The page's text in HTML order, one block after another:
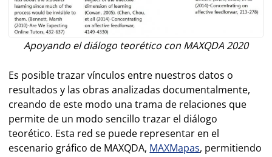
Apoyando el diálogo teorético con MAXQDA 2020
Es posible trazar vínculos entre nuestros datos o
resultados y las obras analizadas documentalmente,
creando de este modo una trama de relaciones que
permite de un modo sencillo trazar el diálogo
teorético. Esta red se puede representar en el
escenario gráfico de MAXQDA, MAXMapas, permitiendo